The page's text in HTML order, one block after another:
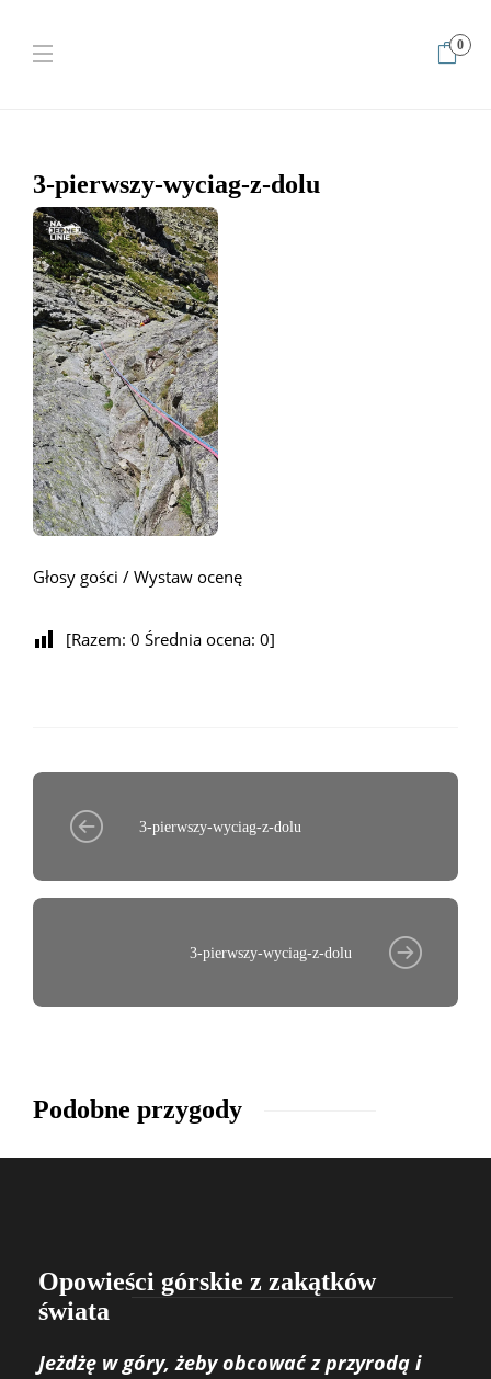
0
Home
3-pierwszy-wyciag-z-dolu
Głosy gości / Wystaw ocenę
[Razem: 0 Średnia ocena: 0]
3-pierwszy-wyciag-z-dolu
3-pierwszy-wyciag-z-dolu
Podobne przygody
Opowieści górskie z zakątków
świata
Jeżdżę w góry, żeby obcować z przyrodą i